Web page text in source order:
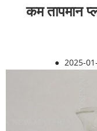
कम तापमान
● 2025-